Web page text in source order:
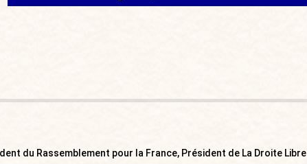
du Rassemblement pour la France, Président de La Droite Libre